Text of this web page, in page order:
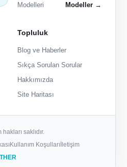
Modelleri
Modeller →
Topluluk
Blog ve Haberler
Sıkça Sorulan Sorular
Hakkımızda
Site Haritası
saklıdır.
Kullanım Koşulları İletişim